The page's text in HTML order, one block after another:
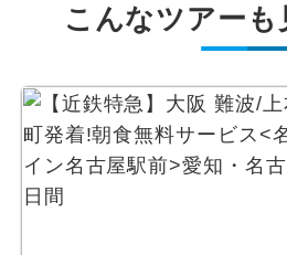
こんなツアー